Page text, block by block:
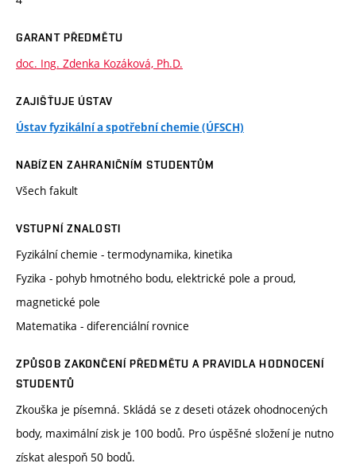
GARANT PŘEDMĚTU
doc. Ing. Zdenka Kozáková, Ph.D.
ZAJIŠŤUJE ÚSTAV
Ústav fyzikální a spotřební chemie (ÚFSCH)
NABÍZEN ZAHRANIČNÍM STUDENTŮM
Všech fakult
VSTUPNÍ ZNALOSTI
Fyzikální chemie - termodynamika, kinetika
Fyzika - pohyb hmotného bodu, elektrické pole a proud,
magnetické pole
Matematika - diferenciální rovnice
ZPŮSOB ZAKONČENÍ PŘEDMĚTU A PRAVIDLA HODNOCENÍ
STUDENTŮ
Zkouška je písemná. Skládá se z deseti otázek ohodnocených
body, maximální zisk je 100 bodů. Pro úspěšné složení je nutno
získat alespoň 50 bodů.